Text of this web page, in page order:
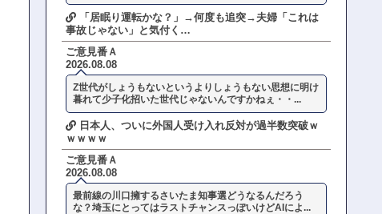
「居眠り運転かな？」→何度も追突→夫婦「これは
事故じゃない」と気付く…
ご意見番Ａ
2026.08.08
Z世代がしょうもないというよりしょうもない思想に明け
暮れて少子化招いた世代じゃないんですかねぇ・・...
日本人、ついに外国人受け入れ反対が過半数突破ｗ
ｗｗｗｗ
ご意見番Ａ
2026.08.08
最前線の川口擁するさいたま知事選どうなるんだろう
な？埼玉にとってはラストチャンスっぽいけどAIによ...